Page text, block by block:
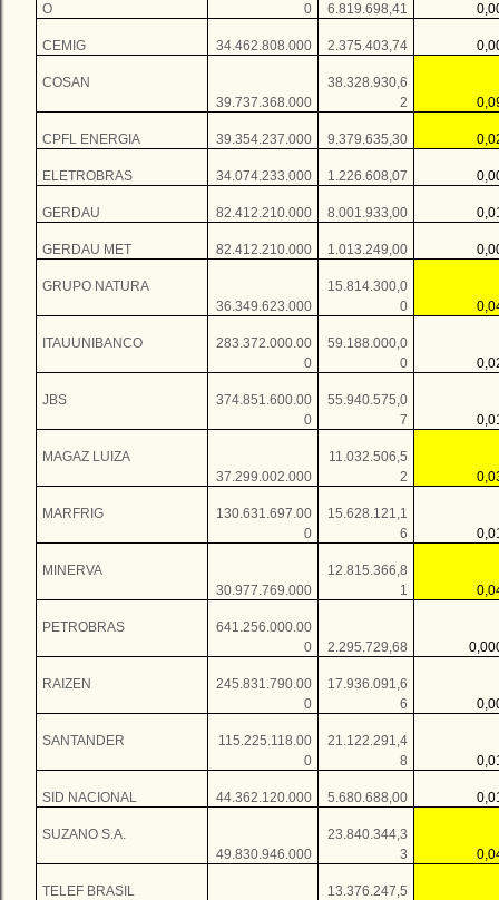
O 0 6.819.698,41
CEMIG 34.462.808.000 2.375.403,74
COSAN
39.737.368.000
38.328.930,6
2
CPFL ENERGIA 39.354.237.000 9.379.635,30
ELETROBRAS 34.074.233.000 1.226.608,07
GERDAU 82.412.210.000 8.001.933,00
GERDAU MET 82.412.210.000 1.013.249,00
GRUPO NATURA
36.349.623.000
15.814.300,0
0
ITAUUNIBANCO
283.372.000.00
0
59.188.000,0
0
JBS
374.851.600.00
0
55.940.575,0
7
MAGAZ LUIZA
37.299.002.000
11.032.506,5
2
MARFRIG
130.631.697.00
0
15.628.121,1
6
MINERVA
30.977.769.000
12.815.366,8
1
PETROBRAS
641.256.000.00
0
2.295.729,68
RAIZEN
245.831.790.00
0
17.936.091,6
6
SANTANDER
115.225.118.00
0
21.122.291,4
8
SID NACIONAL 44.362.120.000 5.680.688,00
SUZANO S.A.
49.830.946.000
23.840.344,3
3
TELEF BRASIL
13.376.247,5